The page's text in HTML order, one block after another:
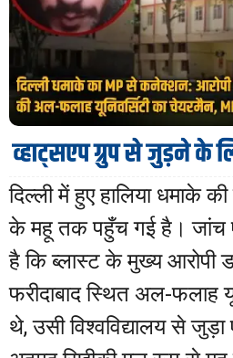
दिल्ली में हुए हालिया धमाके
के महू तक पहुँच गई है। जांच
है कि ब्लास्ट के मुख्य आरोपी
फरीदाबाद स्थित अल-फलाह
थे, उसी विश्वविद्यालय से